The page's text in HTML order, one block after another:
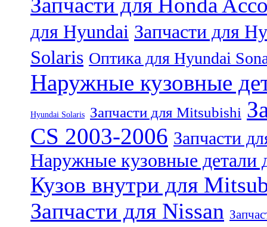
Запчасти для Honda
для Hyundai Запчасти для
Solaris Оптика для Hyundai
Наружные кузовные
Hyundai Solaris Запчасти для Mitsubishi
CS 2003-2006 Запчасти
Наружные кузовные детали
Кузов внутри для
Запчасти для Nissan